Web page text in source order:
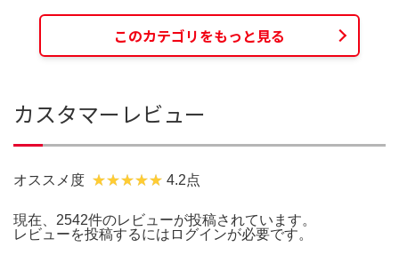
このカテゴリをもっと見る
カスタマーレビュー
オススメ度 4.2点
現在、2542件のレビューが投稿されています。
レビューを投稿するには ログインが必要です。